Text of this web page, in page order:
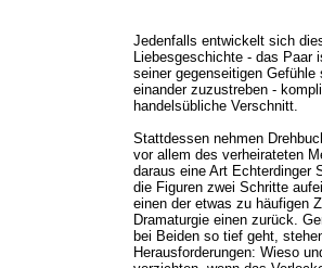
Jedenfalls entwickelt sich
Liebesgeschichte - das Paar
seiner gegenseitigen
einander zuzustreben -
handelsübliche Verschnitt.
Stattdessen nehmen
vor allem des verheirateten
daraus eine Art Echterdinger
die Figuren zwei Schritte
einen der etwas zu häufigen
Dramaturgie einen zurück.
bei Beiden so tief geht,
Herausforderungen: Wieso